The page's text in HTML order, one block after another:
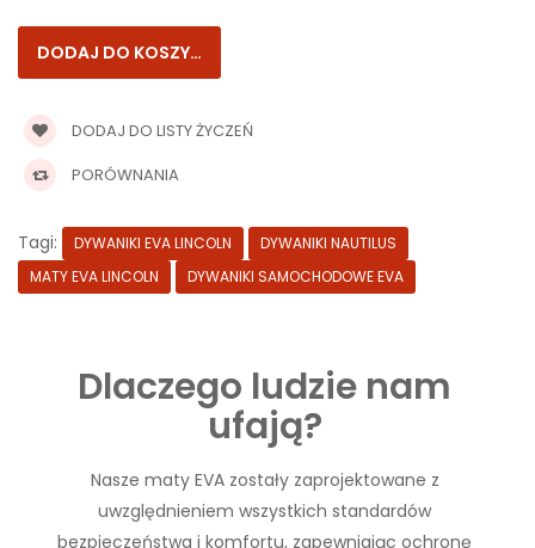
DODAJ DO LISTY ŻYCZEŃ
PORÓWNANIA
Tagi: DYWANIKI EVA LINCOLN
DYWANIKI NAUTILUS
MATY EVA LINCOLN
DYWANIKI SAMOCHODOWE EVA
Dlaczego ludzie nam
ufają?
Nasze maty EVA zostały zaprojektowane z
uwzględnieniem wszystkich standardów
bezpieczeństwa i komfortu, zapewniając ochronę